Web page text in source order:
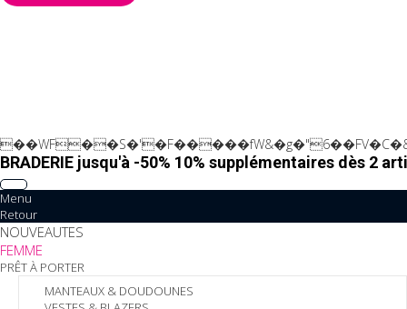
BRADERIE jusqu'à -50% 10% supplémentaires dès 2
Menu
Retour
NOUVEAUTES
FEMME
PRÊT À PORTER
MANTEAUX & DOUDOUNES